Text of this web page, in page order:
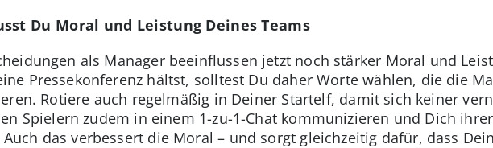
Du Moral und Leistung Deines Teams
als Manager beeinflussen jetzt noch stärker Moral und
Pressekonferenz hältst, solltest Du daher Worte wählen, die die
Rotiere auch regelmäßig in Deiner Startelf, damit sich keiner
Spielern zudem in einem 1-zu-1-Chat kommunizieren und Dich
das verbessert die Moral – und sorgt gleichzeitig dafür, dass